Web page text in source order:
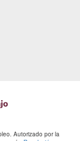
Autorizado por la